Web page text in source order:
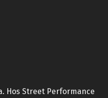
Hos Street Performance